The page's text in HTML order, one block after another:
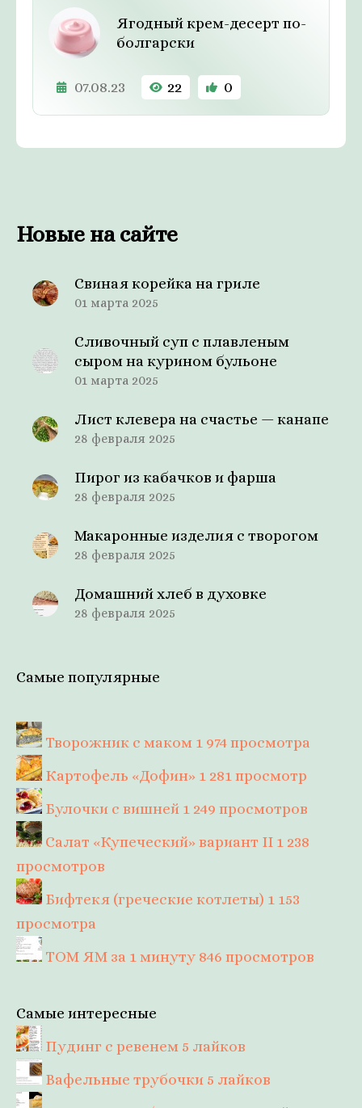
Ягодный крем-десерт по-
болгарски
07.08.23 22 0
Новые на сайте
Свиная корейка на гриле
01 марта 2025
Сливочный суп с плавленым
сыром на курином бульоне
01 марта 2025
Лист клевера на счастье — канапе
28 февраля 2025
Пирог из кабачков и фарша
28 февраля 2025
Макаронные изделия с творогом
28 февраля 2025
Домашний хлеб в духовке
28 февраля 2025
Самые популярные
Творожник с маком 1 974 просмотра
Картофель «Дофин» 1 281 просмотр
Булочки с вишней 1 249 просмотров
Салат «Купеческий» вариант II 1 238
просмотров
Бифтекя (греческие котлеты) 1 153
просмотра
ТОМ ЯМ за 1 минуту 846 просмотров
Самые интересные
Пудинг с ревенем 5 лайков
Вафельные трубочки 5 лайков